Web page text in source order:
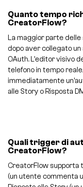
Quanto tempo
CreatorFlow?
La maggior parte
dopo aver collegato
OAuth. L'editor visivo
telefono in tempo
immediatamente
alle Story o Risposta
Quali trigger di
CreatorFlow?
CreatorFlow supporta
(un utente commenta